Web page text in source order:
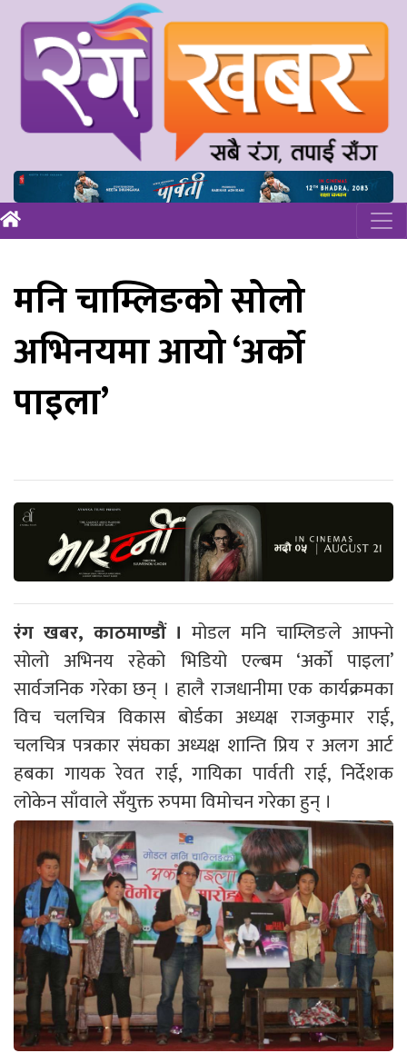
मनि चाम्लिङको सोलो
अभिनयमा आयो ‘अर्को
पाइला’
रंग खबर, काठमाण्डौं । मोडल मनि चाम्लिङले आफ्नो
सोलो अभिनय रहेको भिडियो एल्बम ‘अर्को पाइला’
सार्वजनिक गरेका छन् । हालै राजधानीमा एक कार्यक्रमका
विच चलचित्र विकास बोर्डका अध्यक्ष राजकुमार राई,
चलचित्र पत्रकार संघका अध्यक्ष शान्ति प्रिय र अलग आर्ट
हबका गायक रेवत राई, गायिका पार्वती राई, निर्देशक
लोकेन साँवाले सँयुक्त रुपमा विमोचन गरेका हुन् ।